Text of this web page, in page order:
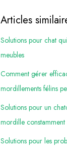
Articles
Solutions pour chat
meubles
Comment gérer
mordillements félins
Solutions pour un
mordille constamment
Solutions pour les